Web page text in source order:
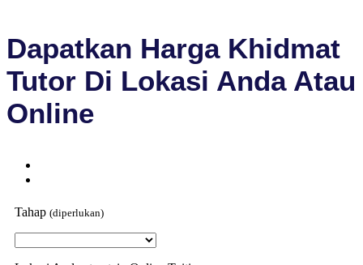
Dapatkan Harga Khidmat
Tutor Di Lokasi Anda Atau
Online
Tahap (diperlukan)